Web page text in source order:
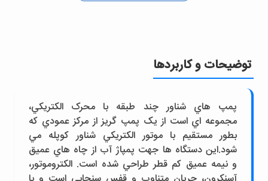
توضیحات و کاربردها
پمپ هاي شناور چند طبقه با محرک الکتريکي،
مجموعه اي است از يک پمپ گريز از مرکز عمودي که
بطور مستقيم با موتور الکتريکي شناور کوپله مي
شود.اين دستگاه ها جهت پمپاژ آب از چاه هاي عميق
و نيمه عميق کم قطر طراحي شده است. الکتروموتور،